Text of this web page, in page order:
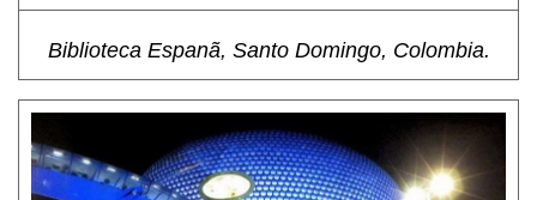
Biblioteca Espanã, Santo Domingo, Colombia.